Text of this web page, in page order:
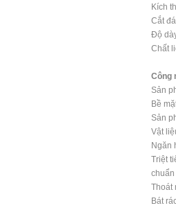
Kích
Cắt
Độ
Chất
Công
Sản
Bề
Sản
Vật
Ngăn
Triệt
chuẩn
Thoát
Bát